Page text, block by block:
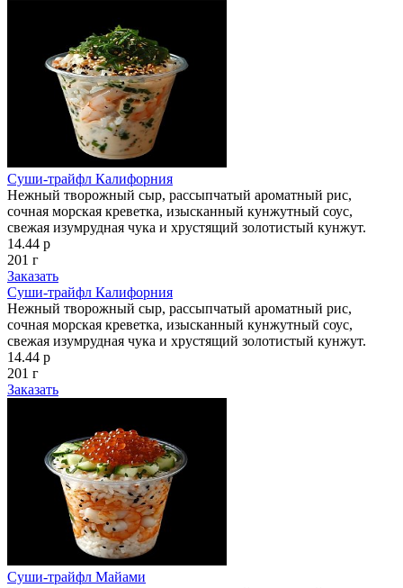
Суши-трайфл Калифорния
Нежный творожный сыр, рассыпчатый ароматный рис,
сочная морская креветка, изысканный кунжутный соус,
свежая изумрудная чука и хрустящий золотистый кунжут.
14.44 р
201 г
Заказать
Суши-трайфл Калифорния
Нежный творожный сыр, рассыпчатый ароматный рис,
сочная морская креветка, изысканный кунжутный соус,
свежая изумрудная чука и хрустящий золотистый кунжут.
14.44 р
201 г
Заказать
Суши-трайфл Майами